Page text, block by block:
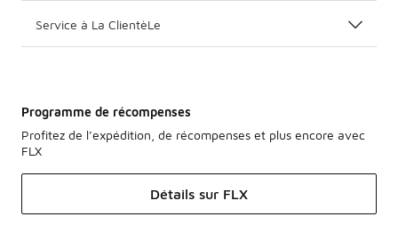
Service à La ClientèLe
Programme de récompenses
Profitez de l’expédition, de récompenses et plus encore avec
FLX
Détails sur FLX